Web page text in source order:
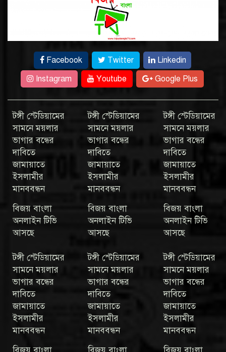
Facebook Twitter
Linkedin
Instagram
Youtube Google Plus
টঙ্গী স্টেডিয়ামের
সামনে ময়লার
ভাগার বন্ধের
দাবিতে
জামায়াতে
ইসলামীর
মানববন্ধন
বিজয় বাংলা
অনলাইন টিভি
আসছে
টঙ্গী স্টেডিয়ামের
সামনে ময়লার
ভাগার বন্ধের
দাবিতে
জামায়াতে
ইসলামীর
মানববন্ধন
বিজয় বাংলা
অনলাইন টিভি
আসছে
টঙ্গী স্টেডিয়ামের
সামনে ময়লার
ভাগার বন্ধের
দাবিতে
জামায়াতে
ইসলামীর
মানববন্ধন
বিজয় বাংলা
অনলাইন টিভি
আসছে
টঙ্গী স্টেডিয়ামের
সামনে ময়লার
ভাগার বন্ধের
দাবিতে
জামায়াতে
ইসলামীর
মানববন্ধন
টঙ্গী স্টেডিয়ামের
সামনে ময়লার
ভাগার বন্ধের
দাবিতে
জামায়াতে
ইসলামীর
মানববন্ধন
টঙ্গী স্টেডিয়ামের
সামনে ময়লার
ভাগার বন্ধের
দাবিতে
জামায়াতে
ইসলামীর
মানববন্ধন